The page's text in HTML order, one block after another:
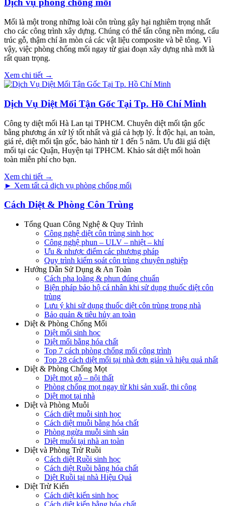
Dịch vụ phòng chống mối
Mối là một trong những loài côn trùng gây hại nghiêm trọng nhất
cho các công trình xây dựng. Chúng có thể tấn công nền móng, cấu
trúc gỗ, thậm chí ăn mòn cả các vật liệu composite và bê tông. Vì
vậy, việc phòng chống mối ngay từ giai đoạn xây dựng nhà mới là
rất quan trọng.
Xem chi tiết →
Dịch Vụ Diệt Mối Tận Gốc Tại Tp. Hồ Chí Minh
Công ty diệt mối Hà Lan tại TPHCM. Chuyên diệt mối tận gốc
bằng phương án xử lý tốt nhất và giá cả hợp lý. Ít độc hại, an toàn,
giá rẻ, diệt mối tận gốc, bảo hành từ 1 đến 5 năm. Ưu đãi giá diệt
mối tại các Quận, Huyện tại TPHCM. Khảo sát diệt mối hoàn
toàn miễn phí cho bạn.
Xem chi tiết →
► Xem tất cả dịch vụ phòng chống mối
Cách Diệt & Phòng Côn Trùng
Tổng Quan Công Nghệ & Quy Trình
Công nghệ diệt côn trùng sinh học
Công nghệ phun – ULV – nhiệt – khí
Ưu & nhược điểm các phương pháp
Quy trình kiểm soát côn trùng chuyên nghiệp
Hướng Dẫn Sử Dụng & An Toàn
Cách pha loãng & phun đúng chuẩn
Biện pháp bảo hộ cá nhân khi sử dụng thuốc diệt côn
trùng
Lưu ý khi sử dụng thuốc diệt côn trùng trong nhà
Bảo quản & tiêu hủy an toàn
Diệt & Phòng Chống Mối
Diệt mối sinh học
Diệt mối bằng hóa chất
Top 7 cách phòng chống mối công trình
Top 28 cách diệt mối tại nhà đơn giản và hiệu quả nhất
Diệt & Phòng Chống Mọt
Diệt mọt gỗ – nội thất
Phòng chống mọt ngay từ khi sản xuất, thi công
Diệt mọt tại nhà
Diệt và Phòng Muỗi
Cách diệt muỗi sinh học
Cách diệt muỗi bằng hóa chất
Phòng ngừa muỗi sinh sản
Diệt muỗi tại nhà an toàn
Diệt và Phòng Trừ Ruồi
Cách diệt Ruồi sinh học
Cách diệt Ruồi bằng hóa chất
Diệt Ruồi tại nhà Hiệu Quả
Diệt Trừ Kiến
Cách diệt kiến sinh học
Cách diệt kiến bằng hóa chất